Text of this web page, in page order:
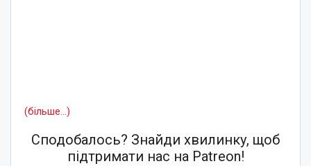
(більше…)
Сподобалось? Знайди хвилинку, щоб
підтримати нас на Patreon!